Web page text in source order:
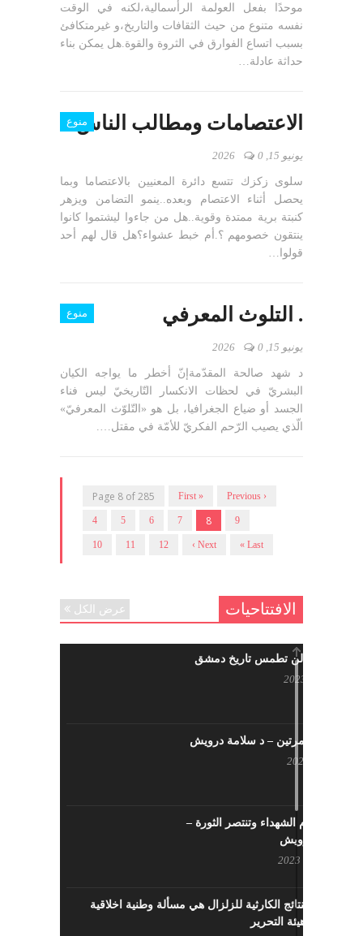
موحدًا بفعل العولمة الرأسمالية،لكنه في الوقت
نفسه متنوع من حيث الثقافات والتاريخ،و غيرمتكافئ
بسبب اتساع الفوارق في الثروة والقوة.هل يمكن بناء
حداثة عادلة…
منوعالاعتصامات ومطالب الناس
يونيو 15, 2026 0
سلوى زكزك تتسع دائرة المعنيين بالاعتصاما وبما
يحصل أثناء الاعتصام وبعده..ينمو التضامن ويزهر
كنبتة برية ممتدة وقوية..هل من جاءوا ليشتموا كانوا
ينتقون خصومهم ؟.أم خبط عشواء؟هل قال لهم أحد
قولوا…
منوع . التلوث المعرفي
يونيو 15, 2026 0
د شهد صالحة المقدّمةإنّ أخطر ما يواجه الكيان
البشريّ في لحظات الانكسار التّاريخيّ ليس فناء
الجسد أو ضياع الجغرافيا، بل هو «التّلوّث المعرفيّ»
الّذي يصيب الرّحم الفكريّ للأمّة في مقتل….
Page 8 of 285 « First ‹ Previous
4 5 6 7 8 9
10 11 12 Next › Last »
الافتتاحيات عرض الكل
حرائقكم لن تطمس تاريخ دمشق
لا تقتلونا مرتين – د سلامة درويش
سيزهر دم الشهداء وتنتصر الثورة –
سلامة درويش
معالجة النتائج الكارثية للزلزال هي مسألة وطنية اخلاقية
بإمتياز – هيئة التحرير